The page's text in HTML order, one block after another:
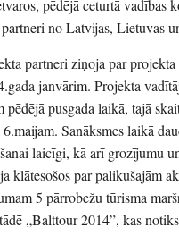
pēdējā ceturtā vadības
no Latvijas, Lietuvas
partneri ziņoja par
janvārim. Projekta
pusgada laikā, tajā
Sanāksmes laikā
laicīgi, kā arī grozījumu
klātesošos par palikušajām
5 pārrobežu tūrisma
„Balttour 2014”, kas